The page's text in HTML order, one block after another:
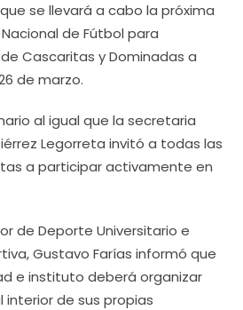
se llevará a cabo la próxima
de Fútbol para
Cascaritas y Dominadas a
de marzo.
al igual que la secretaria
Legorreta invitó a todas las
a participar activamente en
de Deporte Universitario e
Gustavo Farías informó que
e instituto deberá organizar
de sus propias